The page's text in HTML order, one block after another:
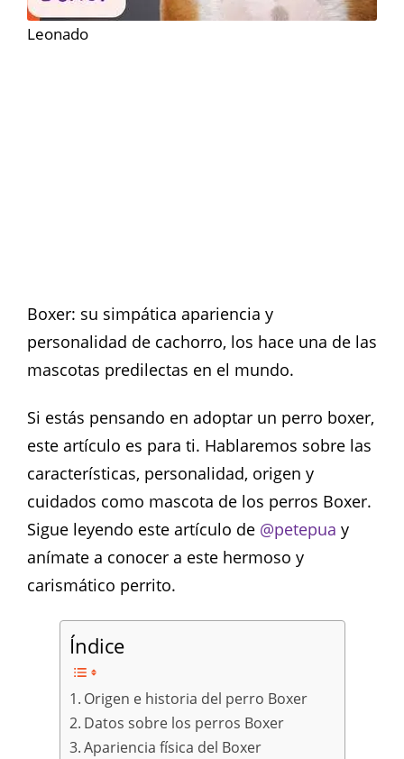
Leonado
Boxer: su simpática apariencia y
personalidad de cachorro, los hace una de las
mascotas predilectas en el mundo.
Si estás pensando en adoptar un perro boxer,
este artículo es para ti. Hablaremos sobre las
características, personalidad, origen y
cuidados como mascota de los perros Boxer.
Sigue leyendo este artículo de @petepua y
anímate a conocer a este hermoso y
carismático perrito.
Índice
Origen e historia del perro Boxer
Datos sobre los perros Boxer
Apariencia física del Boxer